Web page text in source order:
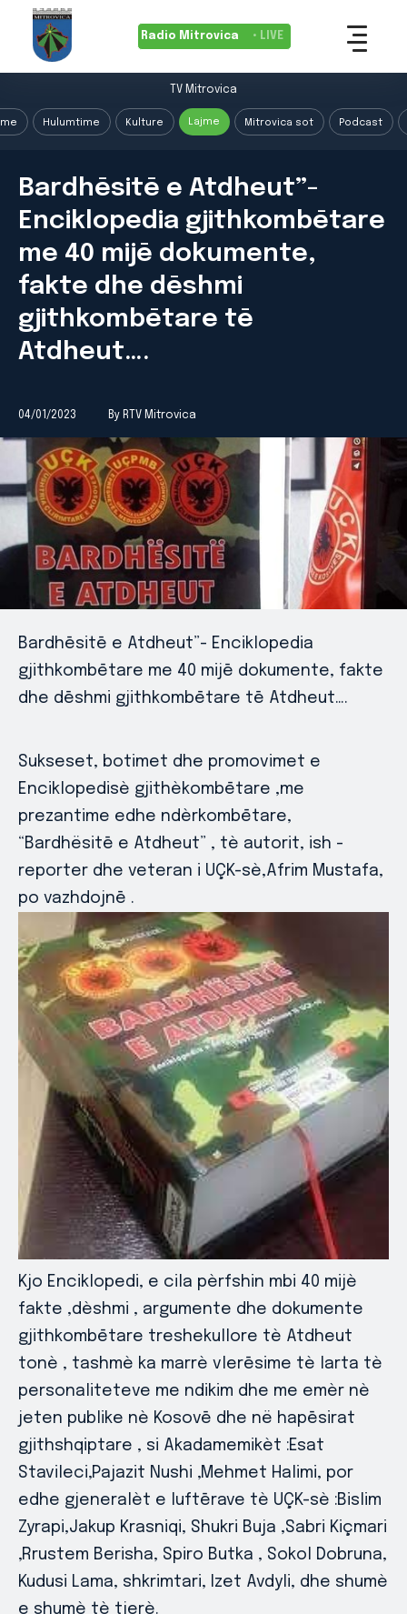
Radio Mitrovica • LIVE
TV Mitrovica
Hulumtime Kulture Lajme Mitrovica sot Podcast
Bardhēsitē e Atdheut”-
Enciklopedia gjithkombētare
me 40 mijē dokumente,
fakte dhe dēshmi
gjithkombētare tē
Atdheut….
04/01/2023 By RTV Mitrovica
Bardhēsitē e Atdheut”- Enciklopedia
gjithkombētare me 40 mijē dokumente, fakte
dhe dēshmi gjithkombētare tē Atdheut….
Sukseset, botimet dhe promovimet e
Enciklopedisè gjithèkombētare ,me
prezantime edhe ndèrkombētare,
“Bardhësitē e Atdheut” , tè autorit, ish -
reporter dhe veteran i UÇK-sè,Afrim Mustafa,
po vazhdojnē .
Kjo Enciklopedi, e cila pèrfshin mbi 40 mijè
fakte ,dèshmi , argumente dhe dokumente
gjithkombētare treshekullore tè Atdheut
tonè , tashmè ka marrè vlerēsime tè larta tè
personaliteteve me ndikim dhe me emèr nè
jeten publike nè Kosovē dhe në hapēsirat
gjithshqiptare , si Akadamemikèt :Esat
Stavileci,Pajazit Nushi ,Mehmet Halimi, por
edhe gjeneralèt e luftērave tè UÇK-sè :Bislim
Zyrapi,Jakup Krasniqi, Shukri Buja ,Sabri Kiçmari
,Rrustem Berisha, Spiro Butka , Sokol Dobruna,
Kudusi Lama, shkrimtari, Izet Avdyli, dhe shumè
e shumè tè tjerè.